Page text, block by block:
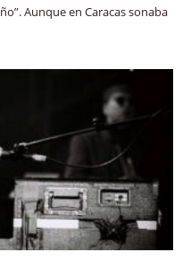
Aunque en Caracas sonaba